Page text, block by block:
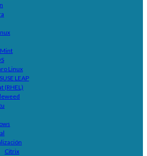
Linux
LEAP
(RHEL)
Citrix